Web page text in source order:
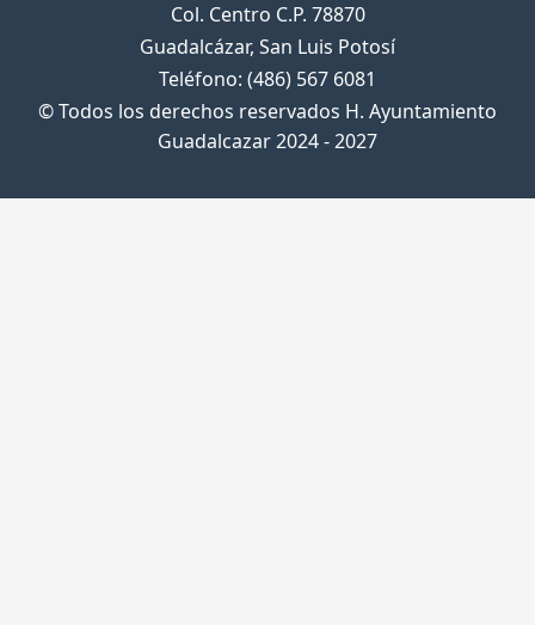
Col. Centro C.P. 78870
Guadalcázar, San Luis Potosí
Teléfono: (486) 567 6081
© Todos los derechos reservados H. Ayuntamiento
Guadalcazar 2024 - 2027